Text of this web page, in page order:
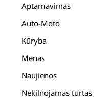
Aptarnavimas
Auto-Moto
Kūryba
Menas
Naujienos
Nekilnojamas turtas